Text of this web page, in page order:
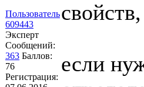
Пользователь
609443
Эксперт
Сообщений:
363 Баллов:
76
Регистрация:
если